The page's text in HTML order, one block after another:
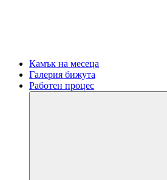
Камък на месеца
Галерия бижута
Работен процес